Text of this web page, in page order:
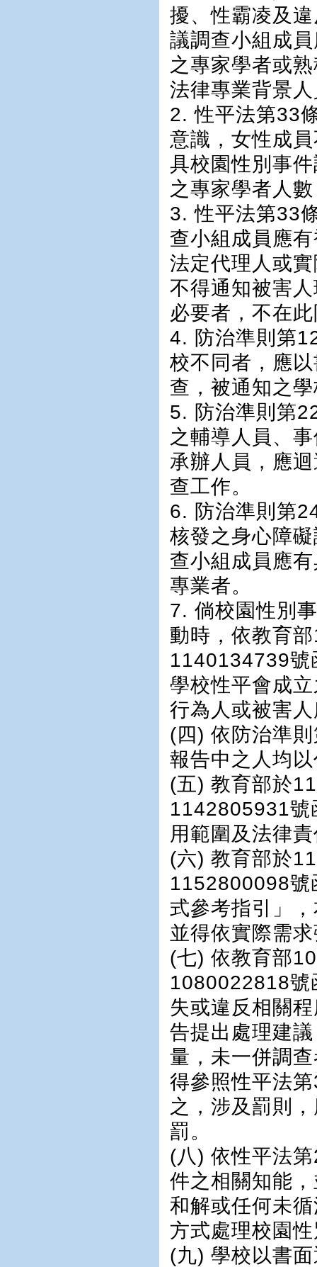
擾、性霸凌及
議調查小組成
之專家學者或
法律專業背景
2. 性平法第33
意識，女性成
具校園性別事
之專家學者人
3. 性平法第33
查小組成員應
法定代理人或
不得通知被害
必要者，不在
4. 防治準則第
校不同者，應
查，被通知之
5. 防治準則第
之輔導人員、
承辦人員，應
查工作。
6. 防治準則第
核發之身心障
查小組成員應
專業者。
7. 倘校園性別
動時，依教育
1140134739號
學校性平會成
行為人或被害
(四) 依防治準
報告中之人均
(五) 教育部於
1142805931號
用範圍及法律
(六) 教育部於
1152800098號
式參考指引」
並得依實際需
(七) 依教育部
1080022818號
失或違反相關
告提出處理建
量，未一併調
得參照性平法
之，涉及罰則
罰。
(八) 依性平法
件之相關知能
和解或任何未
方式處理校園
(九) 學校以書